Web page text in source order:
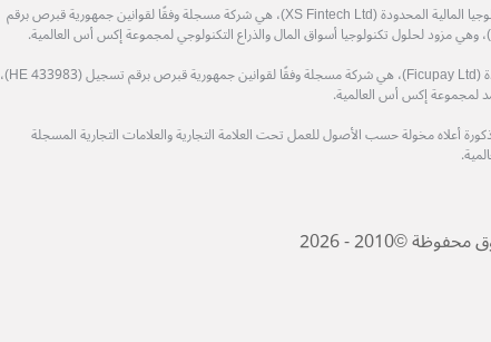
شركة إكس إس للتكنولوجيا المالية المحدودة (XS Fintech Ltd)، هي شركة مسجلة وفقًا لقوانين جمهورية قبرص برقم
شركة فيكوباي المحدودة (Ficupay Ltd)، هي شركة مسجلة وفقًا لقوانين جمهورية قبرص برقم تسجيل (HE 433983)،
لمجموعة إكس أس العالمية.
أعلاه مخولة حسب الأصول للعمل تحت العلامة التجارية والعلامات التجارية المسجلة
©2010 - 2026